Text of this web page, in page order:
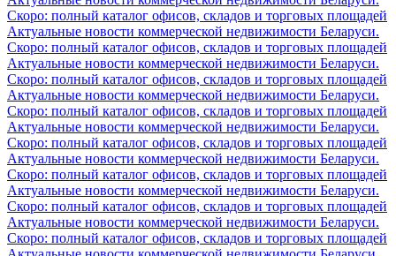
Скоро: полный каталог офисов, складов и торговых площадей
Актуальные новости коммерческой недвижимости Беларуси.
Скоро: полный каталог офисов, складов и торговых площадей
Актуальные новости коммерческой недвижимости Беларуси.
Скоро: полный каталог офисов, складов и торговых площадей
Актуальные новости коммерческой недвижимости Беларуси.
Скоро: полный каталог офисов, складов и торговых площадей
Актуальные новости коммерческой недвижимости Беларуси.
Скоро: полный каталог офисов, складов и торговых площадей
Актуальные новости коммерческой недвижимости Беларуси.
Скоро: полный каталог офисов, складов и торговых площадей
Актуальные новости коммерческой недвижимости Беларуси.
Скоро: полный каталог офисов, складов и торговых площадей
Актуальные новости коммерческой недвижимости Беларуси.
Скоро: полный каталог офисов, складов и торговых площадей